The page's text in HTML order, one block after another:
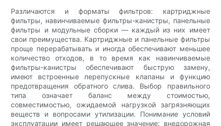
Различаются и форматы фильтров: картриджные
фильтры, навинчиваемые фильтры-канистры, панельные
фильтры и модульные сборки — каждый из них имеет
свои преимущества. Картриджные и панельные фильтры
проще перерабатывать и иногда обеспечивают меньшее
количество отходов, в то время как навинчиваемые
фильтры-канистры обеспечивают быструю замену,
имеют встроенные перепускные клапаны и функцию
предотвращения обратного слива. Выбор правильного
типа означает баланс между стоимостью,
совместимостью, ожидаемой нагрузкой загрязняющих
веществ и вопросами утилизации. Понимание условий
эксплуатации имеет решающее значение: внедорожная